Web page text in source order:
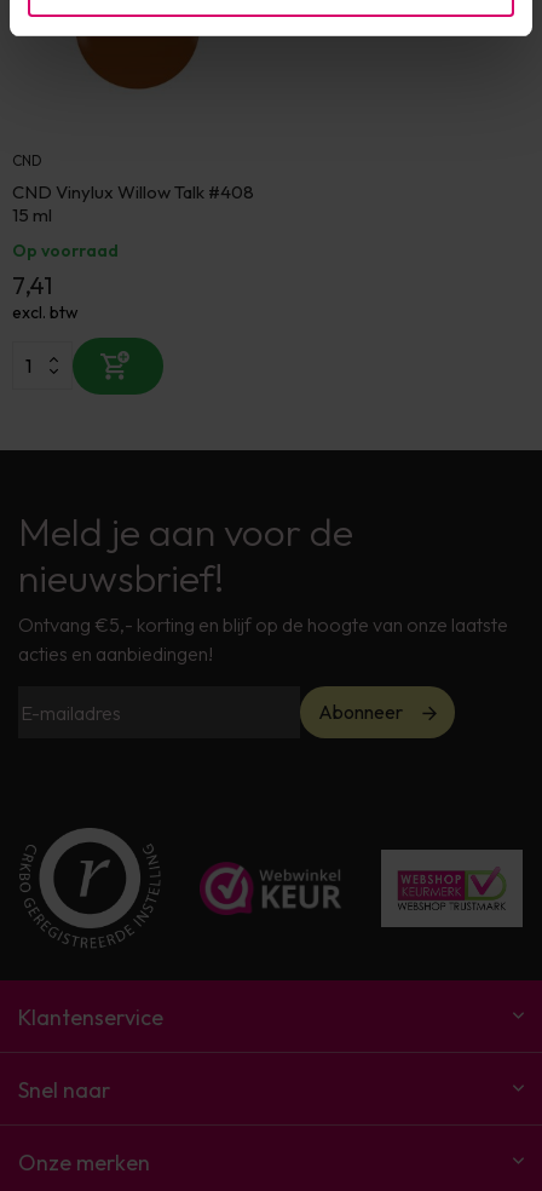
CND
CND Vinylux Willow Talk #408
15 ml
Op voorraad
7,41
excl. btw
Meld je aan voor de
nieuwsbrief!
Ontvang €5,- korting en blijf op de hoogte van onze laatste
acties en aanbiedingen!
Abonneer
Klantenservice
Snel naar
Onze merken